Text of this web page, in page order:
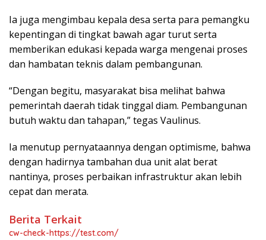
Ia juga mengimbau kepala desa serta para pemangku
kepentingan di tingkat bawah agar turut serta
memberikan edukasi kepada warga mengenai proses
dan hambatan teknis dalam pembangunan.
“Dengan begitu, masyarakat bisa melihat bahwa
pemerintah daerah tidak tinggal diam. Pembangunan
butuh waktu dan tahapan,” tegas Vaulinus.
Ia menutup pernyataannya dengan optimisme, bahwa
dengan hadirnya tambahan dua unit alat berat
nantinya, proses perbaikan infrastruktur akan lebih
cepat dan merata.
Berita Terkait
cw-check-https://test.com/